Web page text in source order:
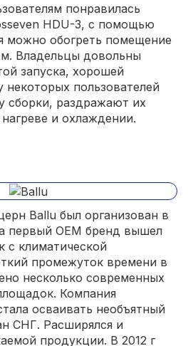
понравилась
HDU-3, с помощью
можно обогреть помещение
Владельцы довольны
запуска, хорошей
некоторых пользователей
сборки, раздражают их
и охлаждении.
Ballu был организован в
первый ОЕМ бренд вышел
с климатической
промежуток времени в
несколько современных
Компания
осваивать необъятный
СНГ. Расширялся и
продукции. В 2012 г